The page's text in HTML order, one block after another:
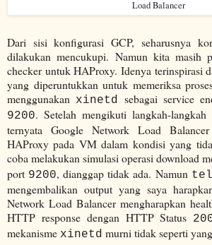
Load Balancer
Dari sisi konfigurasi GCP, seharusnya
dilakukan mencukupi. Namun kita masih
checker untuk HAProxy. Idenya terinspirasi
yang diperuntukkan untuk memeriksa
menggunakan xinetd sebagai service
9200. Setelah mengikuti langkah-langkah
ternyata Google Network Load
HAProxy pada VM dalam kondisi yang
coba melakukan simulasi operasi download
port 9200, dianggap tidak ada. Namun
mengembalikan output yang saya
Network Load Balancer mengharapkan
HTTP response dengan HTTP Status
mekanisme xinetd murni tidak seperti